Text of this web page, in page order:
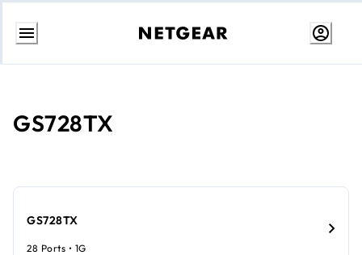
跳
GS728TX
GS728TX
28 Ports • 1G